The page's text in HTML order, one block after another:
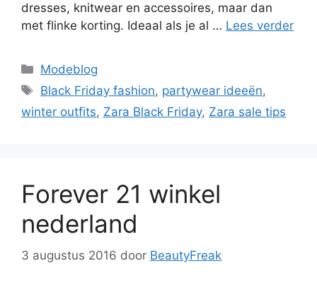
dresses, knitwear en accessoires, maar dan
met flinke korting. Ideaal als je al … Lees verder
Categorieën
Modeblog
Tags
Black Friday fashion, partywear ideeën,
winter outfits, Zara Black Friday, Zara sale tips
Forever 21 winkel
nederland
3 augustus 2016 door BeautyFreak